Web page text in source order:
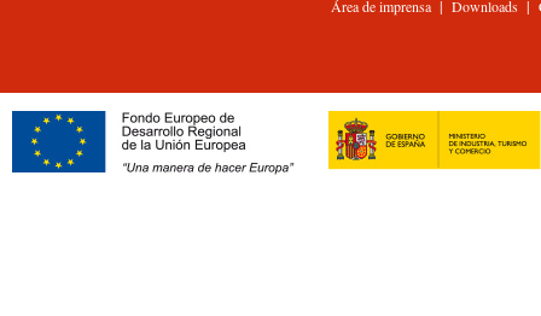
Área de imprensa| Downloads|